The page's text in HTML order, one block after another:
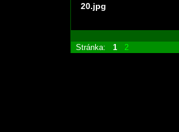
20.jpg
Stránka: 1 2